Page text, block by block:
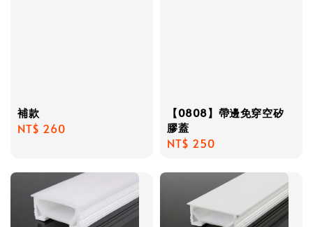
補款
Regular
NT$ 260
【0808】帶邊免穿空矽
膠蓋
Regular
NT$ 250